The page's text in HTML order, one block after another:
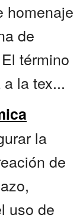
homenaje
de
término
la tex...
la
de
uso de